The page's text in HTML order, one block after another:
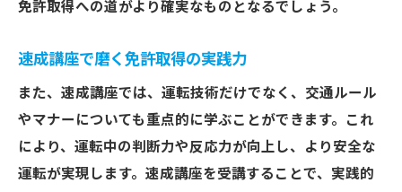
免許取得への道がより確実なものとなるでしょう。
速成講座で磨く免許取得の実践力
また、速成講座では、運転技術だけでなく、交通ルール
やマナーについても重点的に学ぶことができます。これ
により、運転中の判断力や反応力が向上し、より安全な
運転が実現します。速成講座を受講することで、実践的